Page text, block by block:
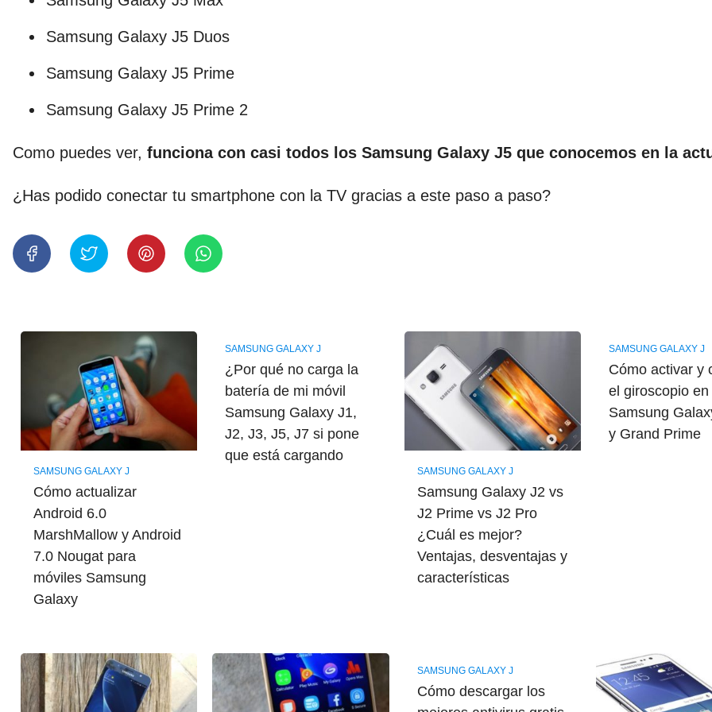
Samsung Galaxy J5 Duos
Samsung Galaxy J5 Prime
Samsung Galaxy J5 Prime 2
Como puedes ver, funciona con casi todos los Samsung Galaxy J5 que conocemos en la
¿Has podido conectar tu smartphone con la TV gracias a este paso a paso?
SAMSUNG GALAXY J
Cómo actualizar
Android 6.0
MarshMallow y Android
7.0 Nougat para
móviles Samsung
Galaxy
SAMSUNG GALAXY J
¿Por qué no carga la
batería de mi móvil
Samsung Galaxy J1,
J2, J3, J5, J7 si pone
que está cargando
SAMSUNG GALAXY J
Samsung Galaxy J2 vs
J2 Prime vs J2 Pro
¿Cuál es mejor?
Ventajas, desventajas y
características
SAMSUNG GALAXY J
Cómo activar y
el giroscopio en
Samsung
y Grand Prime
SAMSUNG GALAXY J
Cómo descargar los